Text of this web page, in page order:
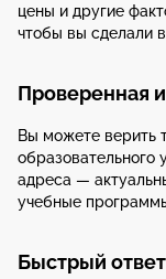
цены и другие
чтобы вы сделали
Проверенная
Вы можете верить
образовательного
адреса —
учебные
Быстрый